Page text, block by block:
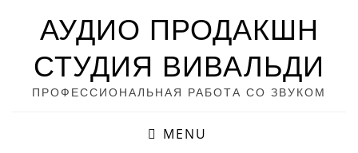
АУДИО ПРОДАКШН
СТУДИЯ ВИВАЛЬДИ
ПРОФЕССИОНАЛЬНАЯ РАБОТА СО ЗВУКОМ
MENU